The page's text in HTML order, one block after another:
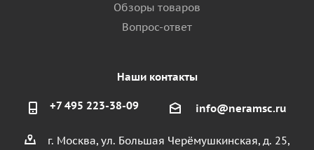
Обзоры товаров
Вопрос-ответ
Наши контакты
+7 495 223-38-09 info@neramsc.ru
г. Москва, ул. Большая Черёмушкинская, д. 25,